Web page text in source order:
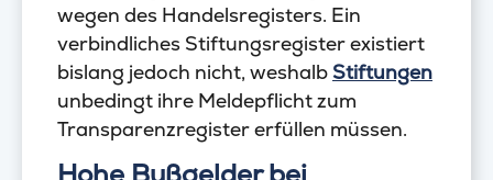
wegen des Handelsregisters. Ein
verbindliches Stiftungsregister existiert
bislang jedoch nicht, weshalbStiftungen
unbedingt ihre Meldepflicht zum
Transparenzregister erfüllen müssen.